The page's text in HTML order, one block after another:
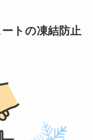
トの凍結防止